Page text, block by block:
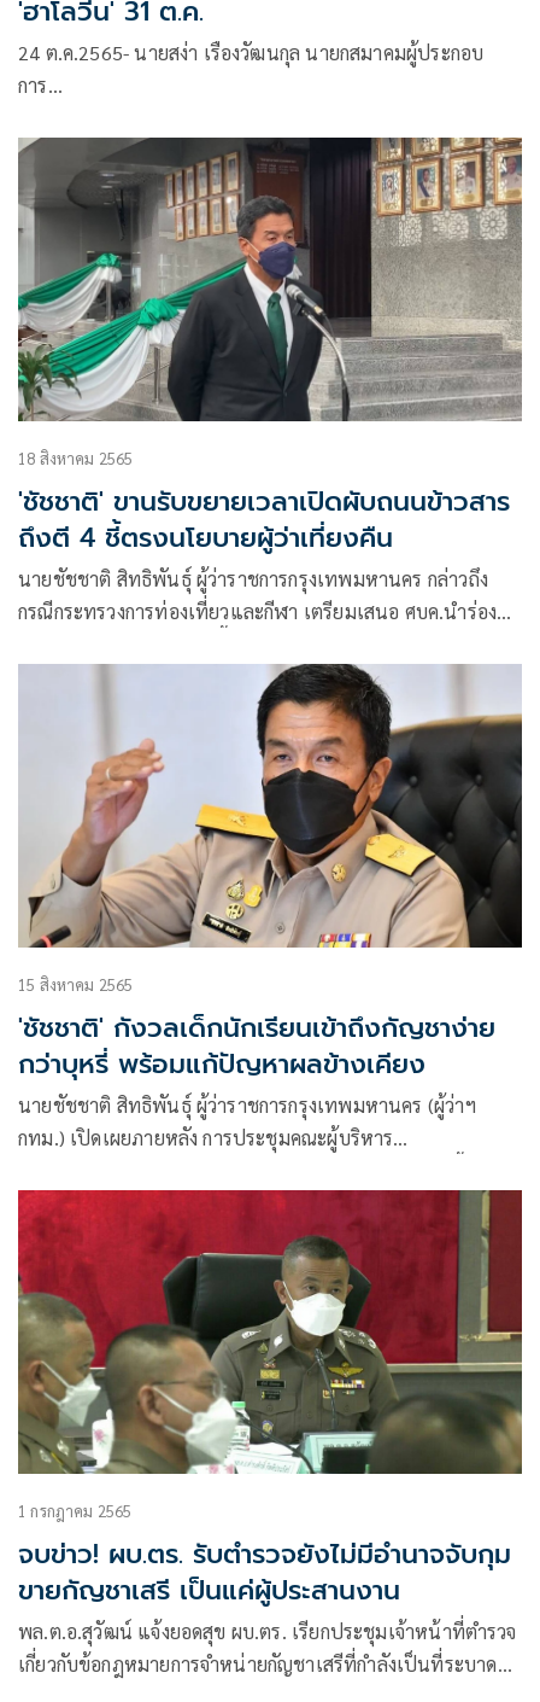
'ฮาโลวีน' 31 ต.ค.
24 ต.ค.2565- นายสง่า เรืองวัฒนกุล นายกสมาคมผู้ประกอบ
การ…
18 สิงหาคม 2565
'ชัชชาติ' ขานรับขยายเวลาเปิดผับถนนข้าวสาร
ถึงตี 4 ชี้ตรงนโยบายผู้ว่าเที่ยงคืน
นายชัชชาติ สิทธิพันธุ์ ผู้ว่าราชการกรุงเทพมหานคร กล่าวถึง
กรณีกระทรวงการท่องเที่ยวและกีฬา เตรียมเสนอ ศบค.นำร่อง
15 สิงหาคม 2565
'ชัชชาติ' กังวลเด็กนักเรียนเข้าถึงกัญชาง่าย
กว่าบุหรี่ พร้อมแก้ปัญหาผลข้างเคียง
นายชัชชาติ สิทธิพันธุ์ ผู้ว่าราชการกรุงเทพมหานคร (ผู้ว่าฯ
กทม.) เปิดเผยภายหลัง การประชุมคณะผู้บริหาร
สาธารณะ ว่า เรื่องกัญชาไม่ได้
1 กรกฎาคม 2565
จบข่าว! ผบ.ตร. รับตำรวจยังไม่มีอำนาจจับกุม
ขายกัญชาเสรี เป็นแค่ผู้ประสานงาน
พล.ต.อ.สุวัฒน์ แจ้งยอดสุข ผบ.ตร. เรียกประชุมเจ้าหน้าที่ตำรวจ
เกี่ยวกับข้อกฎหมายการจำหน่ายกัญชาเสรีที่กำลังเป็นที่ระบาด